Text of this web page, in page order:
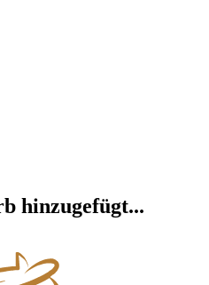
hinzugefügt...